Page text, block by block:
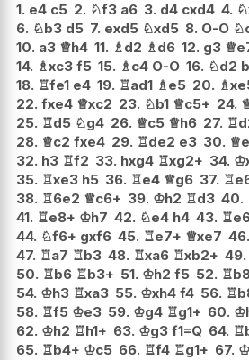
1. e4 c5 2. ♘f3 a6 3. d4 cxd4 4. ♘
6. ♘b3 d5 7. exd5 ♘xd5 8. O-O ♘
10. a3 ♕h4 11. ♗d2 ♗d6 12. g3 ♕
14. ♗xc3 f5 15. ♗c4 O-O 16. ♘d2
18. ♖fe1 e4 19. ♖ad1 ♗e5 20. ♗
22. fxe4 ♕xc2 23. ♘b1 ♕c5+ 24.
25. ♖d5 ♘g4 26. ♕c5 ♕h6 27. ♖
28. ♕c2 fxe4 29. ♖de2 e3 30. ♕
32. h3 ♖f2 33. hxg4 ♖xg2+ 34. ♔
35. ♖xe3 h5 36. ♖e4 ♕g6 37. ♖
38. ♖6e2 ♕c6+ 39. ♔h2 ♖d3 40.
41. ♖e8+ ♔h7 42. ♘e4 h4 43. ♖
44. ♘f6+ gxf6 45. ♖e7+ ♕xe7 46.
47. ♖a7 ♖b3 48. ♖xa6 ♖xb2+ 49.
50. ♖b6 ♖b3+ 51. ♔h2 f5 52. ♖
54. ♔h3 ♖xa3 55. ♔xh4 f4 56. ♖
58. ♖f5 ♔e3 59. ♔g4 ♖g1+ 60. ♔
62. ♔h2 ♖h1+ 63. ♔g3 f1=Q 64. ♖
65. ♖b4+ ♔c5 66. ♖f4 ♖g1+ 67. ♔